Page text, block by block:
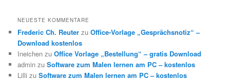
NEUESTE KOMMENTARE
Frederic Ch. Reuter zuOffice-Vorlage „Gesprächsnotiz“ –
Download kostenlos
Ineichen zuOffice Vorlage „Bestellung“ – gratis Download
admin zuSoftware zum Malen lernen am PC – kostenlos
Lilli zuSoftware zum Malen lernen am PC – kostenlos